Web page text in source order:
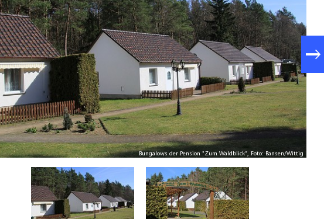
Bungalows der Pension "Zum Waldblick", Foto: Bansen/Wittig